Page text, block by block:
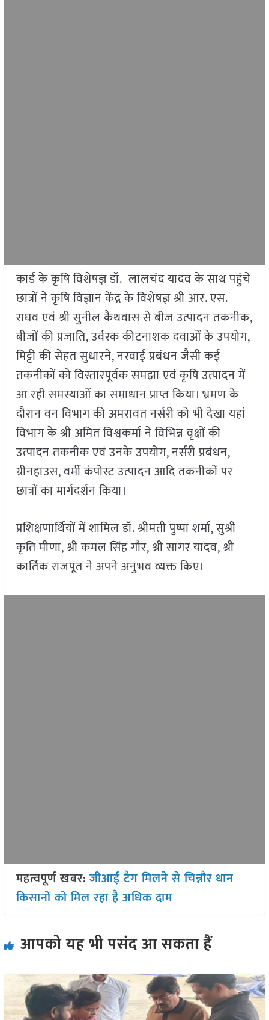
कार्ड के कृषि विशेषज्ञ डॉ. लालचंद यादव के साथ पहुंचे
छात्रों ने कृषि विज्ञान केंद्र के विशेषज्ञ श्री आर. एस.
राघव एवं श्री सुनील कैथवास से बीज उत्पादन तकनीक,
बीजों की प्रजाति, उर्वरक कीटनाशक दवाओं के उपयोग,
मिट्टी की सेहत सुधारने, नरवाई प्रबंधन जैसी कई
तकनीकों को विस्तारपूर्वक समझा एवं कृषि उत्पादन में
आ रही समस्याओं का समाधान प्राप्त किया। भ्रमण के
दौरान वन विभाग की अमरावत नर्सरी को भी देखा यहां
विभाग के श्री अमित विश्वकर्मा ने विभिन्न वृक्षों की
उत्पादन तकनीक एवं उनके उपयोग, नर्सरी प्रबंधन,
ग्रीनहाउस, वर्मी कंपोस्ट उत्पादन आदि तकनीकों पर
छात्रों का मार्गदर्शन किया।
प्रशिक्षणार्थियों में शामिल डॉ. श्रीमती पुष्पा शर्मा, सुश्री
कृति मीणा, श्री कमल सिंह गौर, श्री सागर यादव, श्री
कार्तिक राजपूत ने अपने अनुभव व्यक्त किए।
महत्वपूर्ण खबर:जीआई टैग मिलने से चिन्नौर धान
किसानों को मिल रहा है अधिक दाम
आपको यह भी पसंद आ सकता हैं